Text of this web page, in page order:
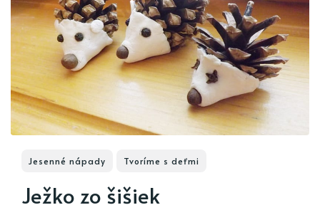
Jesenné nápady Tvoríme s deťmi
Ježko zo šišiek